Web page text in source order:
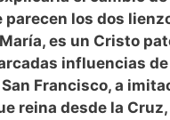
los dos
es un Cristo
influencias
Francisco, a
reina desde la